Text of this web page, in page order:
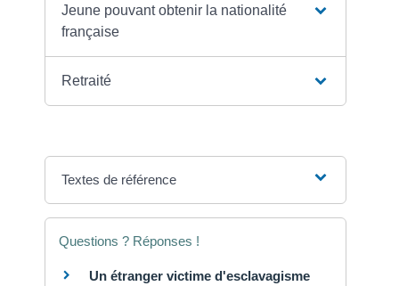
Jeune pouvant obtenir la nationalité
française
Retraité
Textes de référence
Questions ? Réponses !
Un étranger victime d'esclavagisme